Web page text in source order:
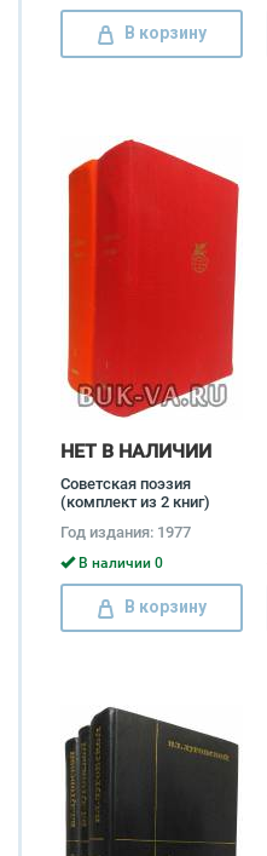
В корзину
НЕТ В НАЛИЧИИ
Советская поэзия
(комплект из 2 книг)
Год издания: 1977
В наличии 0
В корзину